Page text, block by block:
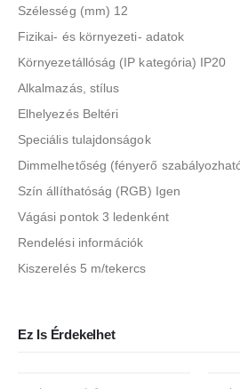
Szélesség (mm) 12
Fizikai- és környezeti- adatok
Környezetállóság (IP kategória) IP20
Alkalmazás, stílus
Elhelyezés Beltéri
Speciális tulajdonságok
Dimmelhetőség (fényerő
Szín állíthatóság (RGB) Igen
Vágási pontok 3 ledenként
Rendelési információk
Kiszerelés 5 m/tekercs
Ez Is Érdekelhet